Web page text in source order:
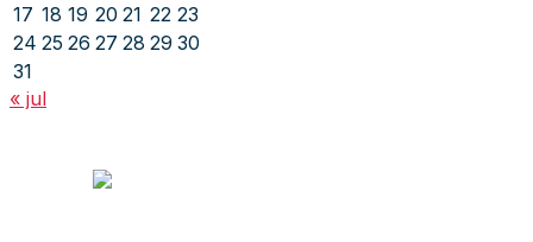
17 18 19 20 21 22 23
24 25 26 27 28 29 30
31
« jul